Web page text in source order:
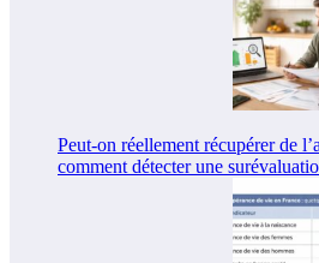
Peut-on réellement récupérer de
comment détecter une